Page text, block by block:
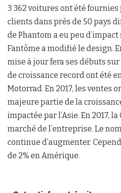
3 362 voitures ont été fournies
clients dans près de 50 pays
de Phantom a eu peu
Fantôme a modifié le design.
mise à jour fera ses débuts
de croissance record ont été
Motorrad. En 2017, les ventes
majeure partie de la
impactée par l’Asie. En 2017,
marché de l’entreprise. Le
continue d’augmenter.
de 2% en Amérique.